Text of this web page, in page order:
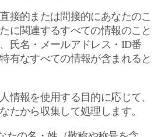
接的または間接的にあなたのこ
に関連するすべての情報のこと
氏名・メールアドレス・ ID番
有なすべての情報が含まれると
情報を使用する目的に応じて、
たから収集して処理します。